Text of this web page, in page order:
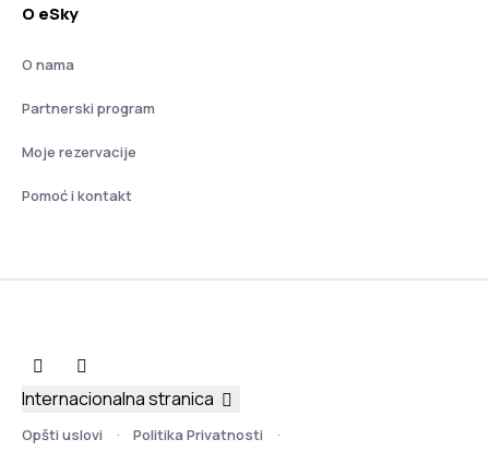
O eSky
O nama
Partnerski program
Moje rezervacije
Pomoć i kontakt
Opšti uslovi Politika Privatnosti
Internacionalna stranica